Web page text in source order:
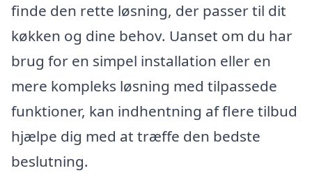
finde den rette løsning, der passer til dit
køkken og dine behov. Uanset om du har
brug for en simpel installation eller en
mere kompleks løsning med tilpassede
funktioner, kan indhentning af flere tilbud
hjælpe dig med at træffe den bedste
beslutning.